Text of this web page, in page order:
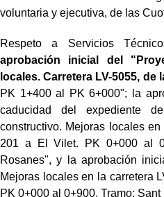
voluntaria y ejecutiva, de las
Respeto a Servicios
aprobación inicial del
locales. Carretera LV-5055, de
PK 1+400 al PK 6+000"; la
caducidad del expediente
constructivo. Mejoras locales
201 a El Vilet. PK 0+000 al
Rosanes", y la aprobación
Mejoras locales en la carretera
PK 0+000 al 0+900. Tramo: